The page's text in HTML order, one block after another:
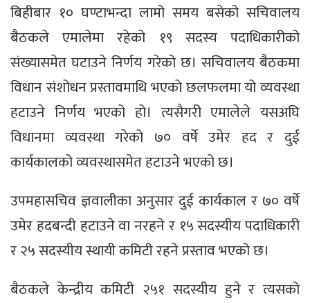
बिहीबार १० घण्टाभन्दा लामो समय बसेको सचिवालय
बैठकले एमालेमा रहेको १९ सदस्य पदाधिकारीको
संख्यासमेत घटाउने निर्णय गरेको छ। सचिवालय बैठकमा
विधान संशोधन प्रस्तावमाथि भएको छलफलमा यो व्यवस्था
हटाउने निर्णय भएको हो। त्यसैगरी एमालेले यसअघि
विधानमा व्यवस्था गरेको ७० वर्षे उमेर हद र दुई
कार्यकालको व्यवस्थासमेत हटाउने भएको छ।
उपमहासचिव ज्ञवालीका अनुसार दुई कार्यकाल र ७० वर्षे
उमेर हदबन्दी हटाउने वा नरहने र १५ सदस्यीय पदाधिकारी
र २५ सदस्यीय स्थायी कमिटी रहने प्रस्ताव भएको छ।
बैठकले केन्द्रीय कमिटी २५१ सदस्यीय हुने र त्यसको